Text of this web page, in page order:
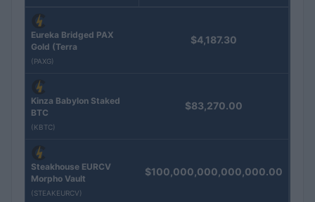
Eureka Bridged PAX
Gold (Terra
(PAXG)
$4,187.30
Kinza Babylon Staked
BTC
(KBTC)
$83,270.00
Steakhouse EURCV
Morpho Vault
(STEAKEURCV)
$100,000,000,000,000.00